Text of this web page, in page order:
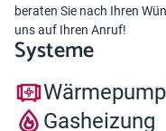
beraten Sie nach Ihren
uns auf Ihren Anruf!
Systeme
Gasheizung